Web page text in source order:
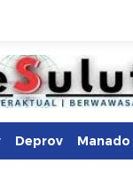
Deprov Manado